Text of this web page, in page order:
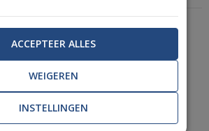
review
of 5 stars Gebaseerd op 1 review
ACCEPTEER ALLES
WEIGEREN
INSTELLINGEN